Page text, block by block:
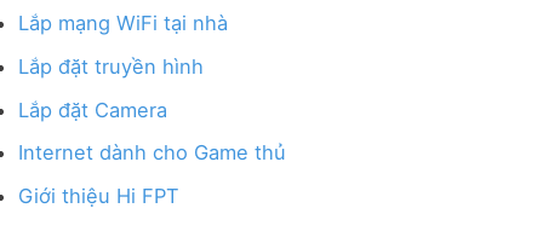
Lắp mạng WiFi tại nhà
Lắp đặt truyền hình
Lắp đặt Camera
Internet dành cho Game thủ
Giới thiệu Hi FPT